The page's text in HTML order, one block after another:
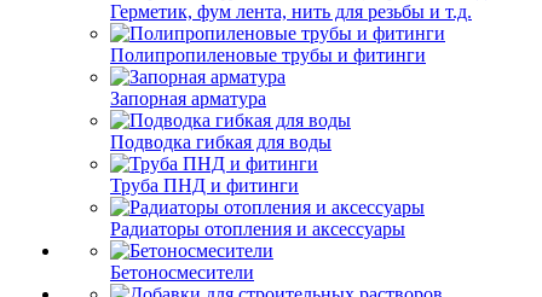
Герметик, фум лента, нить для резьбы и т.д.
Полипропиленовые трубы и фитинги
Запорная арматура
Подводка гибкая для воды
Труба ПНД и фитинги
Радиаторы отопления и аксессуары
Бетоносмесители